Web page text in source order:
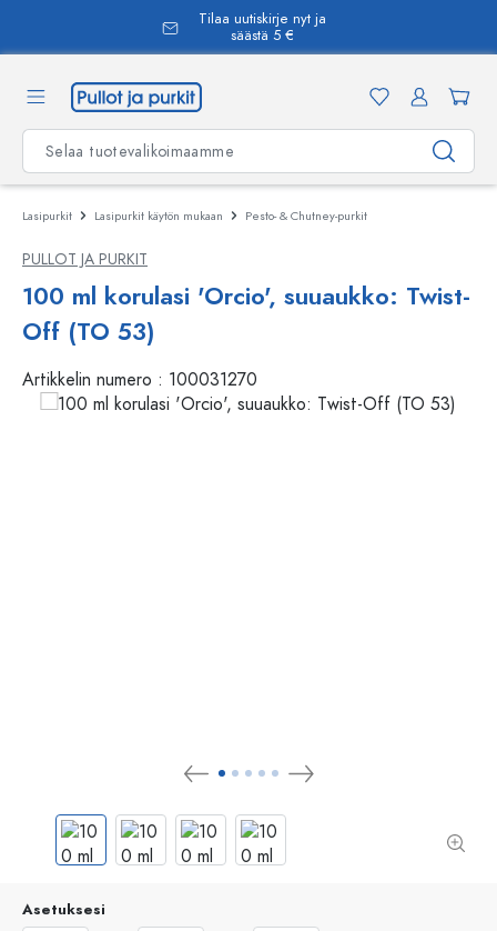
Tilaa uutiskirje nyt ja
säästä 5 €
Lasipurkit Lasipurkit käytön mukaan Pesto- & Chutney-purkit
PULLOT JA PURKIT
100 ml korulasi 'Orcio', suuaukko: Twist-
Off (TO 53)
Artikkelin numero : 100031270
Asetuksesi